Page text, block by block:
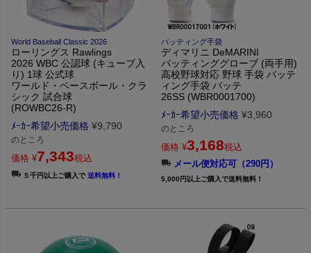
World Baseball Classic 2026
ローリングス Rawlings
2026 WBC 公認球 (キューブ入
り) 1球 公式球
ワールド・ベースボール・クラ
シック 試合球
(ROWBC26-R)
ﾒｰｶｰ希望小売価格 ¥9,790
のところ
価格 ¥7,343税込
５千円以上ご購入で送料無料！
バッティング手袋
ディマリニ DeMARINI
バッティンググローブ (両手用)
高校野球対応 野球 手袋 バッテ
ィング手袋 バッテ
26SS (WBR0001700)
ﾒｰｶｰ希望小売価格 ¥3,960
のところ
価格 ¥3,168税込
メール便対応可（290円）
5,000円以上ご購入で送料無料！